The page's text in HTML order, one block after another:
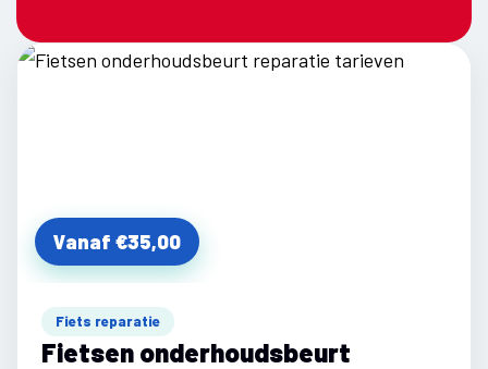
Vanaf €35,00
Fiets reparatie
Fietsen onderhoudsbeurt